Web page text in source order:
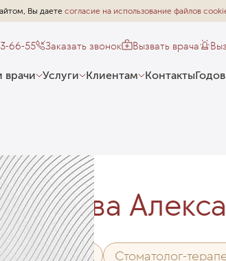
Вы даете согласие на использование файлов
66-55 Заказать звонок Вызвать врача
врачи Услуги Клиентам Контакты
Кускова
Стоматолог Стоматолог-